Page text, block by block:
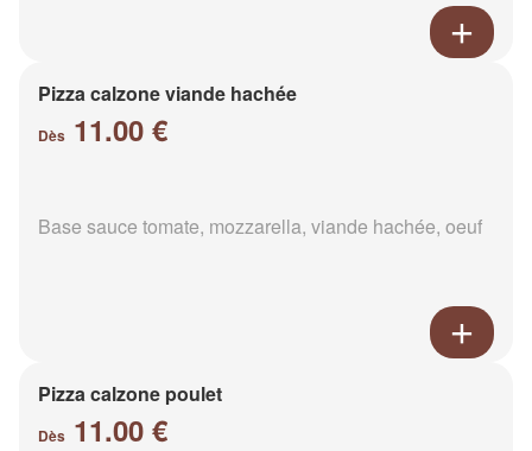
Pizza calzone viande hachée
Dès 11.00 €
Base sauce tomate, mozzarella, viande hachée, oeuf
Pizza calzone poulet
Dès 11.00 €